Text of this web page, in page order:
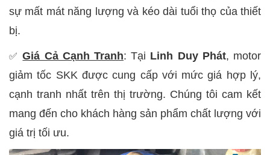
sự mất mát năng lượng và kéo dài tuổi thọ của thiết
bị.
✅Giá Cả Cạnh Tranh: Tại Linh Duy Phát, motor
giảm tốc SKK được cung cấp với mức giá hợp lý,
cạnh tranh nhất trên thị trường. Chúng tôi cam kết
mang đến cho khách hàng sản phẩm chất lượng với
giá trị tối ưu.